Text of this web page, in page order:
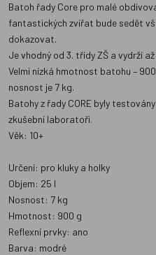
Batoh řady Core pro malé
fantastických zvířat bude sedět
dokazovat.
Je vhodný od 3. třídy ZŠ a vydrží
Velmi nízká hmotnost batohu –
nosnost je 7 kg.
Batohy z řady CORE byly
zkušební laboratoři.
Věk: 10+
Určení: pro kluky a holky
Objem: 25 l
Nosnost: 7 kg
Hmotnost: 900 g
Reflexní prvky: ano
Barva: modré